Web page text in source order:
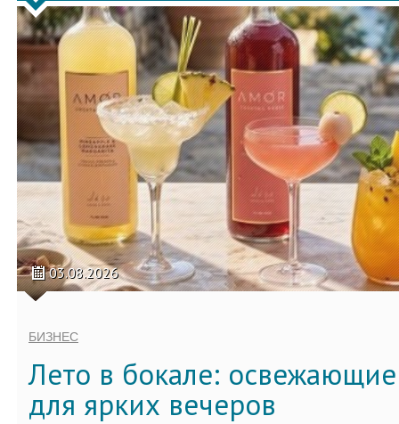
03.08.2026
БИЗНЕС
Лето в бокале:
для ярких вечеров